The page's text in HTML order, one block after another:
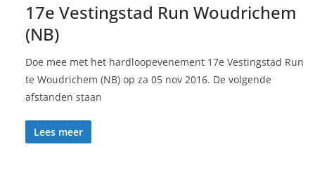
17e Vestingstad Run Woudrichem
(NB)
Doe mee met het hardloopevenement 17e Vestingstad Run
te Woudrichem (NB) op za 05 nov 2016. De volgende
afstanden staan
Lees meer